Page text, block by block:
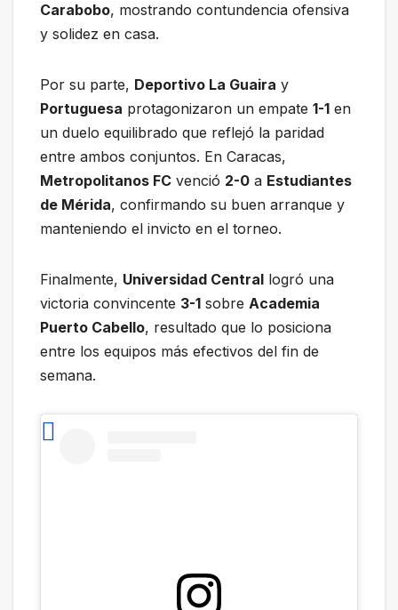
Carabobo, mostrando contundencia ofensiva
y solidez en casa.
Por su parte, Deportivo La Guaira y
Portuguesa protagonizaron un empate 1-1 en
un duelo equilibrado que reflejó la paridad
entre ambos conjuntos. En Caracas,
Metropolitanos FC venció 2-0 a Estudiantes
de Mérida, confirmando su buen arranque y
manteniendo el invicto en el torneo.
Finalmente, Universidad Central logró una
victoria convincente 3-1 sobre Academia
Puerto Cabello, resultado que lo posiciona
entre los equipos más efectivos del fin de
semana.